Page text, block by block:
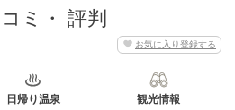
ミ・ 評判
お気に入り登録する
日帰り温泉 観光情報